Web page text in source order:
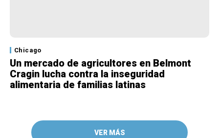
Chicago
Un mercado de agricultores en Belmont
Cragin lucha contra la inseguridad
alimentaria de familias latinas
VER MÁS